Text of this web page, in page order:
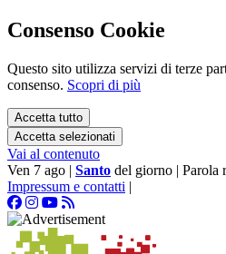
Consenso Cookie
Questo sito utilizza servizi di terze
consenso. Scopri di più
Accetta tutto
Accetta selezionati
Vai al contenuto
Ven 7 ago | Santo del giorno | Parola
Impressum e contatti |